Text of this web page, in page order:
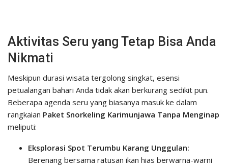
Aktivitas Seru yang Tetap Bisa Anda
Nikmati
Meskipun durasi wisata tergolong singkat, esensi
petualangan bahari Anda tidak akan berkurang sedikit pun.
Beberapa agenda seru yang biasanya masuk ke dalam
rangkaian Paket Snorkeling Karimunjawa Tanpa Menginap
meliputi:
Eksplorasi Spot Terumbu Karang Unggulan:
Berenang bersama ratusan ikan hias berwarna-warni